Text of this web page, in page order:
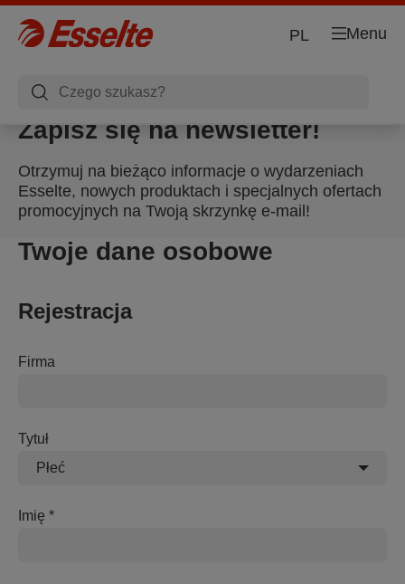
Menu
PL
Zapisz się na newsletter!
Otrzymuj na bieżąco informacje o wydarzeniach
Esselte, nowych produktach i specjalnych ofertach
promocyjnych na Twoją skrzynkę e-mail!
Twoje dane osobowe
Rejestracja
Firma
Tytuł
Płeć
Imię